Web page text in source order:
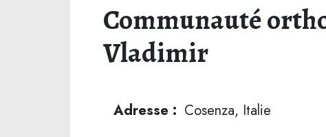
Communauté
Vladimir
Adresse : Cosenza, Italie